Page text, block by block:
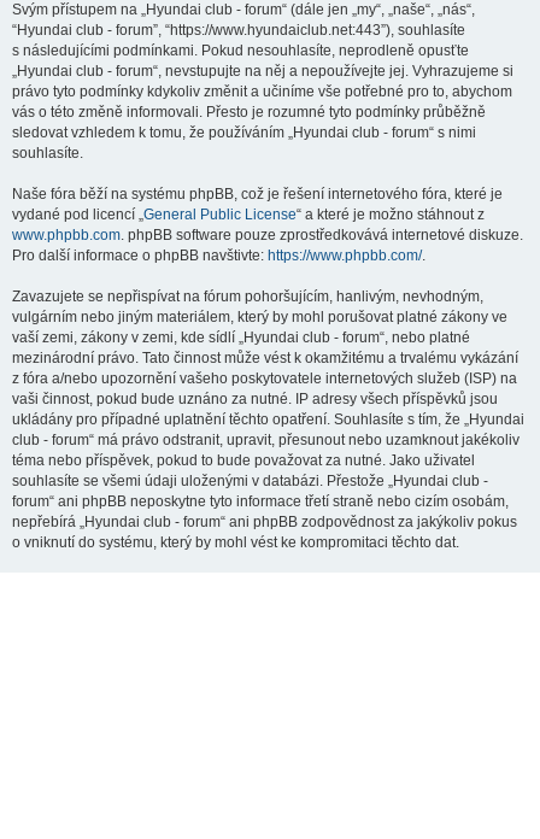
Svým přístupem na „Hyundai club - forum“ (dále jen „my“, „naše“, „nás“,
“Hyundai club - forum”, “https://www.hyundaiclub.net:443”), souhlasíte
s následujícími podmínkami. Pokud nesouhlasíte, neprodleně opusťte
„Hyundai club - forum“, nevstupujte na něj a nepoužívejte jej. Vyhrazujeme si
právo tyto podmínky kdykoliv změnit a učiníme vše potřebné pro to, abychom
vás o této změně informovali. Přesto je rozumné tyto podmínky průběžně
sledovat vzhledem k tomu, že používáním „Hyundai club - forum“ s nimi
souhlasíte.
Naše fóra běží na systému phpBB, což je řešení internetového fóra, které je
vydané pod licencí „General Public License“ a které je možno stáhnout z
www.phpbb.com. phpBB software pouze zprostředkovává internetové diskuze.
Pro další informace o phpBB navštivte: https://www.phpbb.com/.
Zavazujete se nepřispívat na fórum pohoršujícím, hanlivým, nevhodným,
vulgárním nebo jiným materiálem, který by mohl porušovat platné zákony ve
vaší zemi, zákony v zemi, kde sídlí „Hyundai club - forum“, nebo platné
mezinárodní právo. Tato činnost může vést k okamžitému a trvalému vykázání
z fóra a/nebo upozornění vašeho poskytovatele internetových služeb (ISP) na
vaši činnost, pokud bude uznáno za nutné. IP adresy všech příspěvků jsou
ukládány pro případné uplatnění těchto opatření. Souhlasíte s tím, že „Hyundai
club - forum“ má právo odstranit, upravit, přesunout nebo uzamknout jakékoliv
téma nebo příspěvek, pokud to bude považovat za nutné. Jako uživatel
souhlasíte se všemi údaji uloženými v databázi. Přestože „Hyundai club -
forum“ ani phpBB neposkytne tyto informace třetí straně nebo cizím osobám,
nepřebírá „Hyundai club - forum“ ani phpBB zodpovědnost za jakýkoliv pokus
o vniknutí do systému, který by mohl vést ke kompromitaci těchto dat.